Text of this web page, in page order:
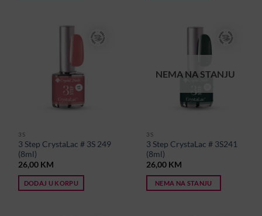
3S
3 Step CrystaLac # 3S 249
(8ml)
26,00 KM
DODAJ U KORPU
NEMA NA STANJU
3S
3 Step CrystaLac # 3S241
(8ml)
26,00 KM
NEMA NA STANJU